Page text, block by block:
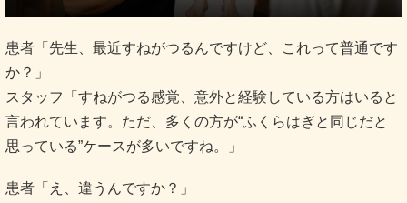
患者「先生、最近すねがつるんですけど、これって普通です
か？」
スタッフ「すねがつる感覚、意外と経験している方はいると
言われています。ただ、多くの方が“ふくらはぎと同じだと
思っている”ケースが多いですね。」
患者「え、違うんですか？」